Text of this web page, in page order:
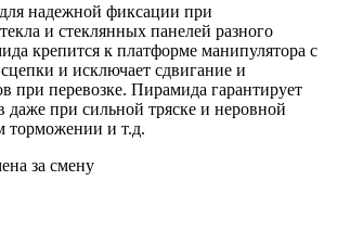
надежной фиксации при
и стеклянных панелей разного
крепится к платформе манипулятора с
и исключает сдвигание и
при перевозке. Пирамида гарантирует
даже при сильной тряске и неровной
торможении и т.д.
за смену